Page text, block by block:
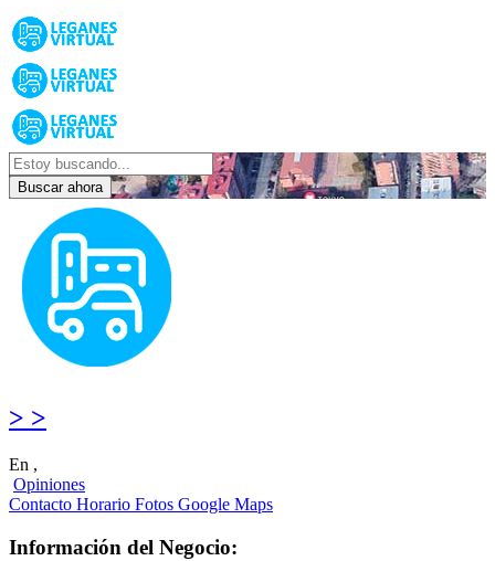
Buscar ahora
> >
En ,
Opiniones
Contacto Horario Fotos Google Maps
Información del Negocio: